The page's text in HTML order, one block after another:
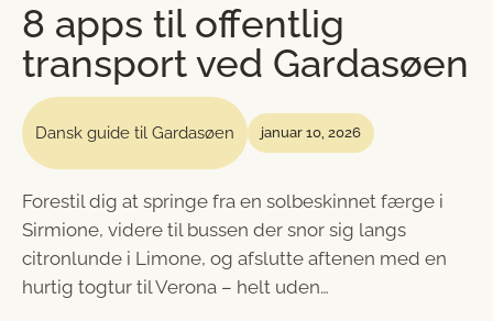
8 apps til offentlig
transport ved Gardasøen
Dansk guide til Gardasøen januar 10, 2026
Forestil dig at springe fra en solbeskinnet færge i
Sirmione, videre til bussen der snor sig langs
citronlunde i Limone, og afslutte aftenen med en
hurtig togtur til Verona – helt uden…